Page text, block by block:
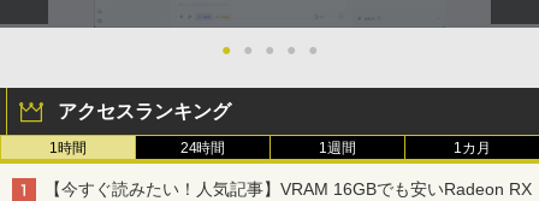
● ● ● ● ●
アクセスランキング
1時間 24時間 1週間 1カ月
【今すぐ読みたい！人気記事】VRAM 16GBでも安いRadeon RX